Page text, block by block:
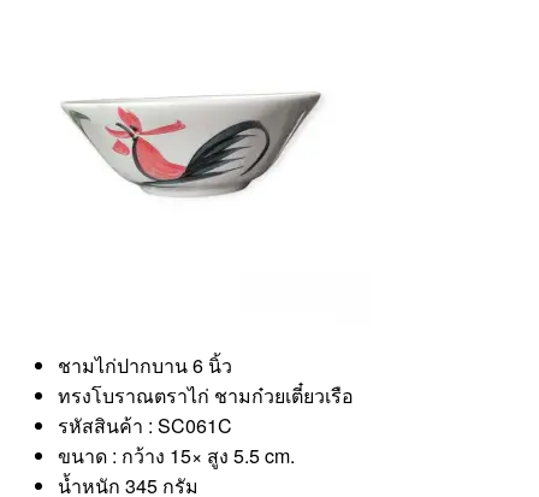
ชามไก่ปากบาน 6 นิ้ว
ทรงโบราณตราไก่ ชามก๋วยเตี๋ยวเรือ
รหัสสินค้า : SC061C
ขนาด : กว้าง 15× สูง 5.5 cm.
น้ำหนัก 345 กรัม